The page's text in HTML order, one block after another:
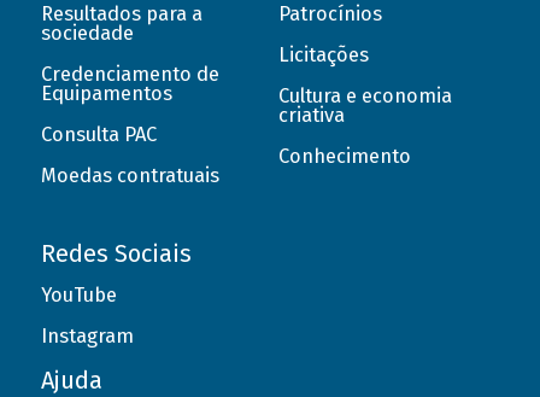
Resultados para a
sociedade
Credenciamento de
Equipamentos
Consulta PAC
Moedas contratuais
Patrocínios
Licitações
Cultura e economia
criativa
Conhecimento
Redes Sociais
YouTube
Instagram
Ajuda